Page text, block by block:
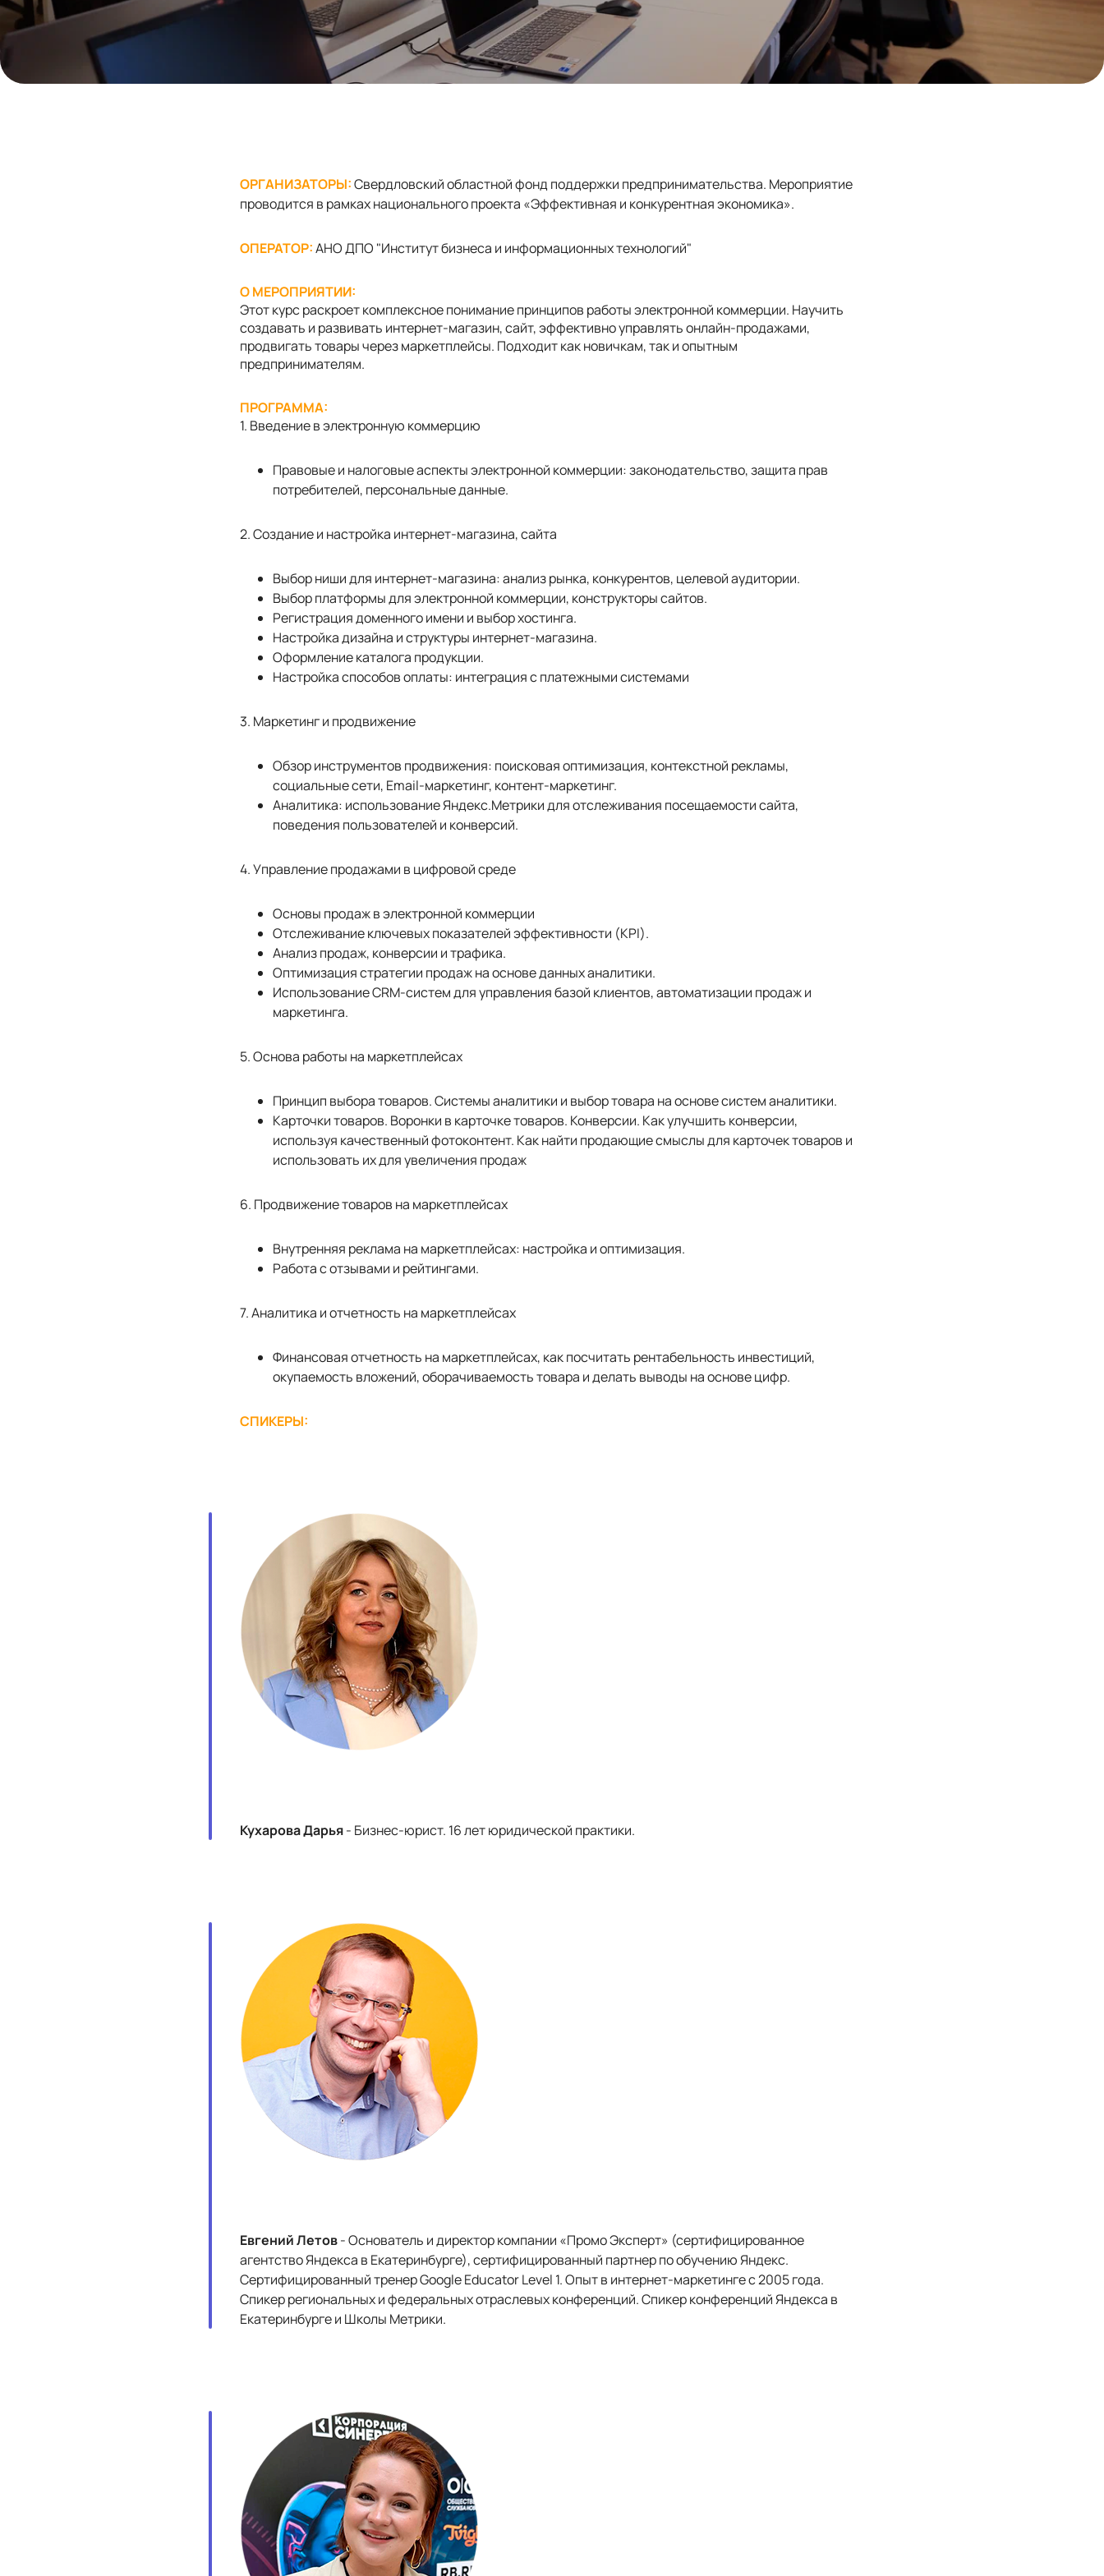
ОРГАНИЗАТОРЫ:Свердловский областной фонд поддержки предпринимательства. Мероприятие
проводится в рамках национального проекта «Эффективная и конкурентная экономика».
ОПЕРАТОР:АНО ДПО "Институт бизнеса и информационных технологий"
О МЕРОПРИЯТИИ:
Этот курс раскроеткомплексное понимание принципов работы электронной коммерции. Научить
создавать и развивать интернет-магазин, сайт, эффективно управлять онлайн-продажами,
продвигать товары через маркетплейсы. Подходит как новичкам, так и опытным
предпринимателям.
ПРОГРАММА:
1. Введение в электронную коммерцию
Правовые и налоговые аспекты электронной коммерции: законодательство, защита прав
потребителей, персональные данные.
2. Создание и настройка интернет-магазина, сайта
Выбор ниши для интернет-магазина: анализ рынка, конкурентов, целевой аудитории.
Выбор платформы для электронной коммерции, конструкторы сайтов.
Регистрация доменного имени и выбор хостинга.
Настройка дизайна и структуры интернет-магазина.
Оформление каталога продукции.
Настройка способов оплаты: интеграция с платежными системами
3. Маркетинг и продвижение
Обзор инструментов продвижения: поисковая оптимизация, контекстной рекламы,
социальные сети, Email-маркетинг, контент-маркетинг.
Аналитика: использование Яндекс.Метрики для отслеживания посещаемости сайта,
поведения пользователей и конверсий.
4. Управление продажами в цифровой среде
Основы продаж в электронной коммерции
Отслеживание ключевых показателей эффективности (KPI).
Анализ продаж, конверсии и трафика.
Оптимизация стратегии продаж на основе данных аналитики.
Использование CRM-систем для управления базой клиентов, автоматизации продаж и
маркетинга.
5. Основа работы на маркетплейсах
Принцип выбора товаров. Системы аналитики и выбор товара на основе систем аналитики.
Карточки товаров. Воронки в карточке товаров. Конверсии. Как улучшить конверсии,
используя качественный фотоконтент. Как найти продающие смыслы для карточек товаров и
использовать их для увеличения продаж
6. Продвижение товаров на маркетплейсах
Внутренняя реклама на маркетплейсах: настройка и оптимизация.
Работа с отзывами и рейтингами.
7. Аналитика и отчетность на маркетплейсах
Финансовая отчетность на маркетплейсах, как посчитать рентабельность инвестиций,
окупаемость вложений, оборачиваемость товара и делать выводы на основе цифр.
СПИКЕРЫ:
Кухарова Дарья- Бизнес-юрист. 16 лет юридической практики.
Евгений Летов- Основатель и директор компании «Промо Эксперт» (сертифицированное
агентство Яндекса в Екатеринбурге), сертифицированный партнер по обучению Яндекс.
Сертифицированный тренер Google Educator Level 1. Опыт в интернет-маркетинге с 2005 года.
Спикер региональных и федеральных отраслевых конференций. Спикер конференций Яндекса в
Екатеринбурге и Школы Метрики.